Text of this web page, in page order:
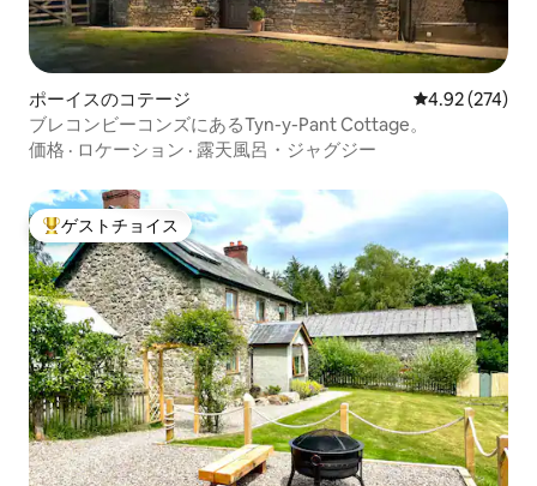
ポーイスのコテージ レビュー274
4.92 (274)
ブレコンビーコンズにあるTyn-y-Pant Cottage。
価格 · ロケーション · 露天風呂・ジャグジー
大好評のゲストチョイスです。
ゲストチョイス